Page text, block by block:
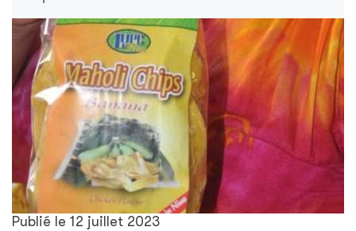
Publié le 12 juillet 2023